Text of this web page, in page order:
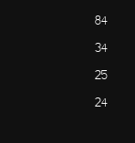
84
34
25
24